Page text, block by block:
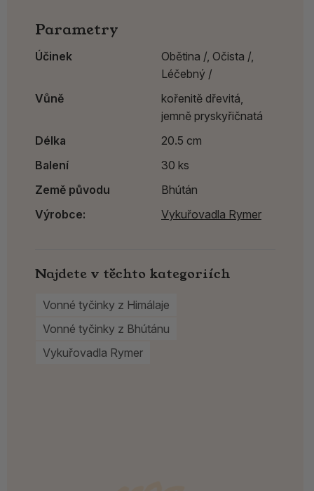
Parametry
Účinek Obětina /, Očista /,
Léčebný /
Vůně
kořenitě dřevitá,
jemně pryskyřičnatá
Délka
20.5 cm
Balení
30 ks
Země původu
Bhútán
Výrobce:
Vykuřovadla Rymer
Najdete v těchto kategoriích
Vonné tyčinky z Himálaje
Vonné tyčinky z Bhútánu
Vykuřovadla Rymer